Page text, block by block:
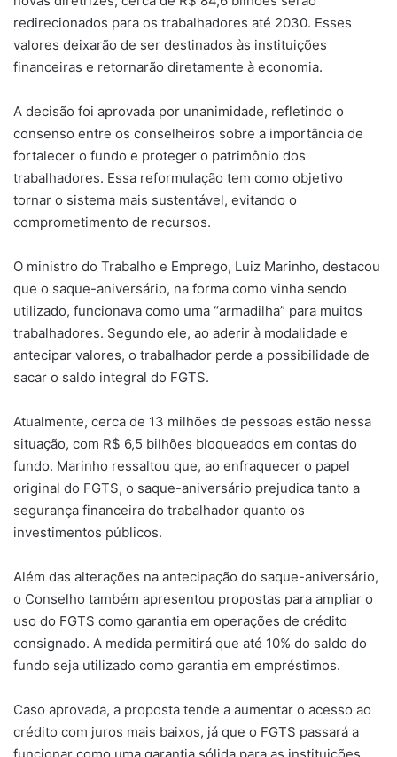
redirecionados para os trabalhadores até 2030. Esses
valores deixarão de ser destinados às instituições
financeiras e retornarão diretamente à economia.
A decisão foi aprovada por unanimidade, refletindo o
consenso entre os conselheiros sobre a importância de
fortalecer o fundo e proteger o patrimônio dos
trabalhadores. Essa reformulação tem como objetivo
tornar o sistema mais sustentável, evitando o
comprometimento de recursos.
O ministro do Trabalho e Emprego, Luiz Marinho, destacou
que o saque-aniversário, na forma como vinha sendo
utilizado, funcionava como uma “armadilha” para muitos
trabalhadores. Segundo ele, ao aderir à modalidade e
antecipar valores, o trabalhador perde a possibilidade de
sacar o saldo integral do FGTS.
Atualmente, cerca de 13 milhões de pessoas estão nessa
situação, com R$ 6,5 bilhões bloqueados em contas do
fundo. Marinho ressaltou que, ao enfraquecer o papel
original do FGTS, o saque-aniversário prejudica tanto a
segurança financeira do trabalhador quanto os
investimentos públicos.
Além das alterações na antecipação do saque-aniversário,
o Conselho também apresentou propostas para ampliar o
uso do FGTS como garantia em operações de crédito
consignado. A medida permitirá que até 10% do saldo do
fundo seja utilizado como garantia em empréstimos.
Caso aprovada, a proposta tende a aumentar o acesso ao
crédito com juros mais baixos, já que o FGTS passará a